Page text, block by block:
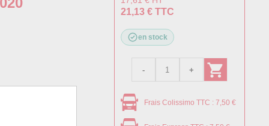
21,13 € TTC
en stock
Frais Colissimo TTC : 7,50 €